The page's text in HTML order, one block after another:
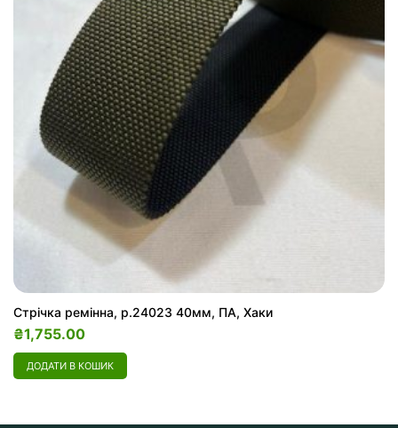
Стрічка ремінна, р.24023 40мм, ПА, Хаки
₴1,755.00
ДОДАТИ В КОШИК